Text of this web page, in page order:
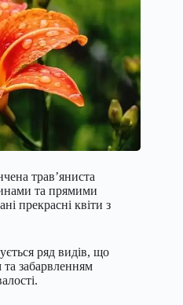
трав’яниста
та прямими
прекрасні квіти з
ряд видів, що
та забарвленням